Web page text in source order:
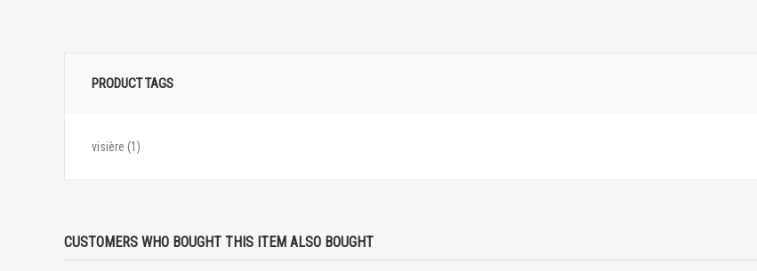
PRODUCT TAGS
visière (1)
CUSTOMERS WHO BOUGHT THIS ITEM ALSO BOUGHT